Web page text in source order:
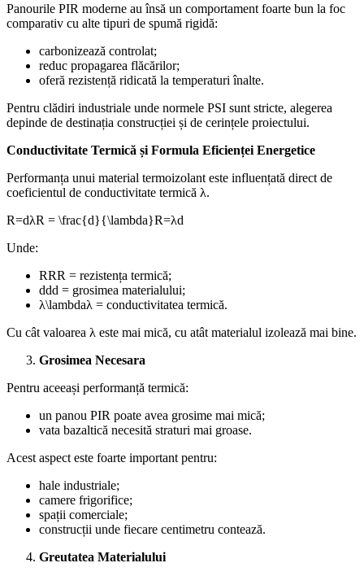
Panourile PIR moderne au însă un comportament foarte bun la foc
comparativ cu alte tipuri de spumă rigidă:
carbonizează controlat;
reduc propagarea flăcărilor;
oferă rezistență ridicată la temperaturi înalte.
Pentru clădiri industriale unde normele PSI sunt stricte, alegerea
depinde de destinația construcției și de cerințele proiectului.
Conductivitate Termică și Formula Eficienței Energetice
Performanța unui material termoizolant este influențată direct de
coeficientul de conductivitate termică λ.
R=dλR = \frac{d}{\lambda}R=λd​
Unde:
RRR = rezistența termică;
ddd = grosimea materialului;
λ\lambdaλ = conductivitatea termică.
Cu cât valoarea λ este mai mică, cu atât materialul izolează mai bine.
Grosimea Necesara
Pentru aceeași performanță termică:
un panou PIR poate avea grosime mai mică;
vata bazaltică necesită straturi mai groase.
Acest aspect este foarte important pentru:
hale industriale;
camere frigorifice;
spații comerciale;
construcții unde fiecare centimetru contează.
Greutatea Materialului